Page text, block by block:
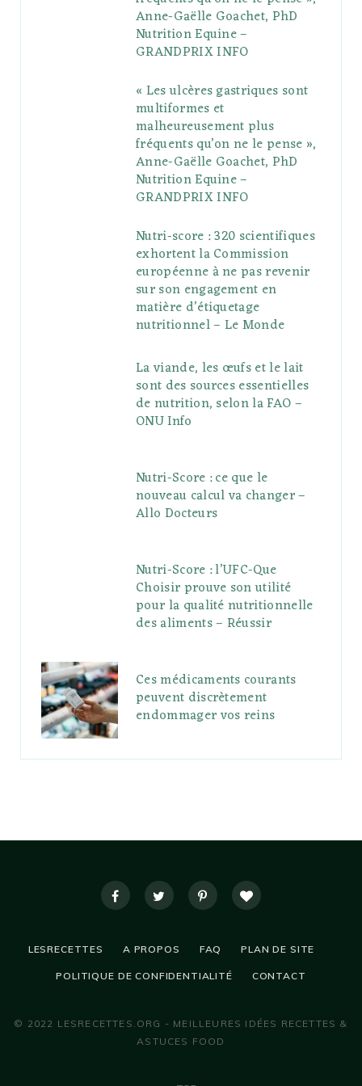
s
m
Anne-Gaëlle Goachet, PhD
Nutrition Equine –
GRANDPRIX INFO
« Les ulcères gastriques sont
multiformes et
malheureusement plus
fréquents qu’on ne le pense »,
Anne-Gaëlle Goachet, PhD
Nutrition Equine –
GRANDPRIX INFO
Nutri-score : 320 scientifiques
exhortent la Commission
européenne à ne pas revenir
sur son engagement en
matière d’étiquetage
nutritionnel – Le Monde
La viande, les œufs et le lait
sont des sources essentielles
de nutrition, selon la FAO –
ONU Info
Nutri-Score : ce que le
nouveau calcul va changer –
Allo Docteurs
Nutri-Score : l’UFC-Que
Choisir prouve son utilité
pour la qualité nutritionnelle
des aliments – Réussir
Ces médicaments courants
peuvent discrètement
endommager vos reins
LESRECETTES A PROPOS FAQ PLAN DE SITE
POLITIQUE DE CONFIDENTIALITÉ CONTACT
© 2022 LESRECETTES.ORG - MEILLEURES IDÉES RECETTES &
ASTUCES FOOD